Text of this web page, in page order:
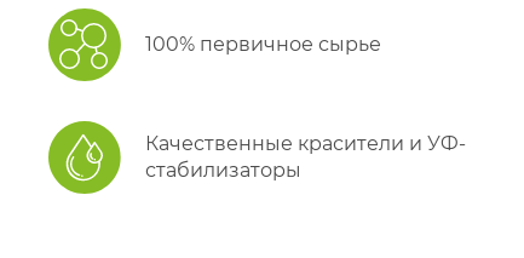
100% первичное сырье
Качественные красители и УФ-
стабилизаторы